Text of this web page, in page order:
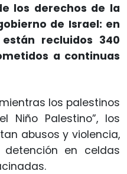
los derechos de la
de Israel: en
recluidos 340
a continuas
los palestinos
Niño Palestino”, los
abusos y violencia,
en celdas